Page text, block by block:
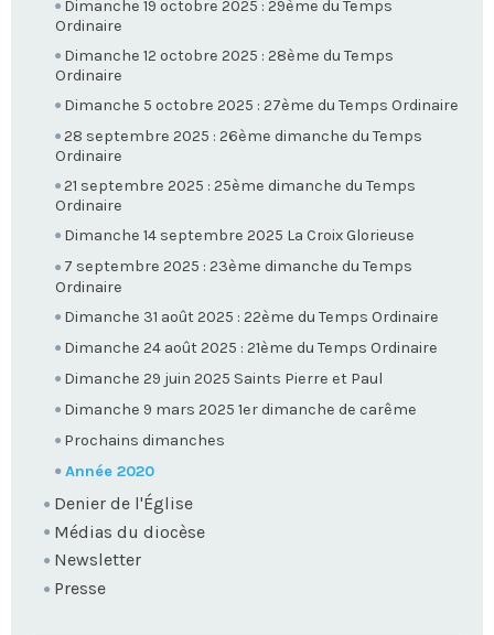
Dimanche 19 octobre 2025 : 29ème du Temps
Ordinaire
Dimanche 12 octobre 2025 : 28ème du Temps
Ordinaire
Dimanche 5 octobre 2025 : 27ème du Temps Ordinaire
28 septembre 2025 : 26ème dimanche du Temps
Ordinaire
21 septembre 2025 : 25ème dimanche du Temps
Ordinaire
Dimanche 14 septembre 2025 La Croix Glorieuse
7 septembre 2025 : 23ème dimanche du Temps
Ordinaire
Dimanche 31 août 2025 : 22ème du Temps Ordinaire
Dimanche 24 août 2025 : 21ème du Temps Ordinaire
Dimanche 29 juin 2025 Saints Pierre et Paul
Dimanche 9 mars 2025 1er dimanche de carême
Prochains dimanches
Année 2020
Denier de l'Église
Médias du diocèse
Newsletter
Presse